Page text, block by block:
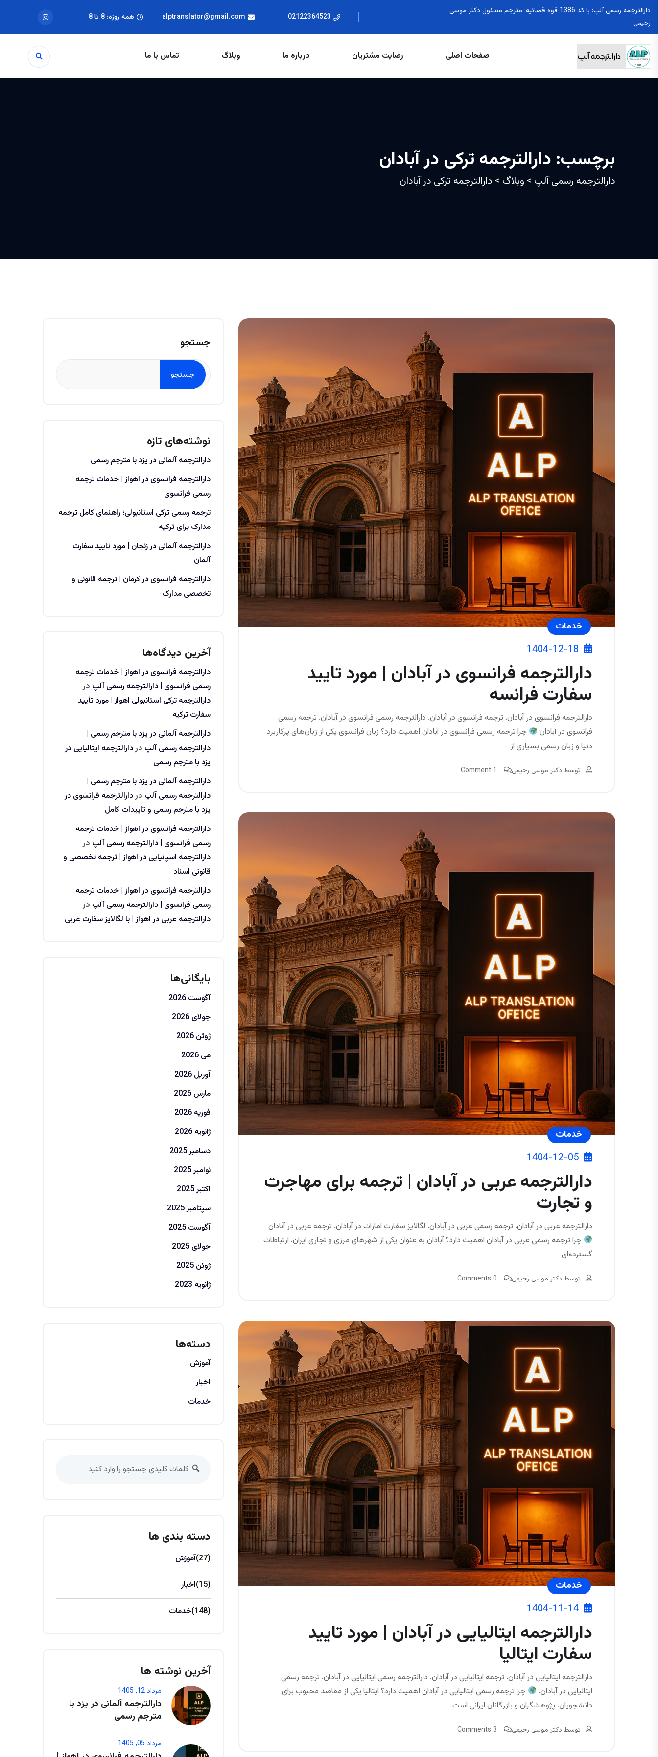
دارالترجمه رسمی آلپ: با کد 1386 قوه قضائیه: مترجم مسئول دکتر موسی
رحیمی
02122364523
alptranslator@gmail.com همه روزه: 8 تا 8
صفحات اصلی رضایت مشتریان درباره ما وبلاگ تماس با ما
برچسب: دارالترجمه ترکی در آبادان
دارالترجمه رسمی آلپ > وبلاگ > دارالترجمه ترکی در آبادان
خدمات
1404-12-18
دارالترجمه فرانسوی در آبادان | مورد تایید
سفارت فرانسه
دارالترجمه فرانسوی در آبادان. ترجمه فرانسوی در آبادان. دارالترجمه رسمی فرانسوی در آبادان. ترجمه رسمی
فرانسوی در آبادان
چرا ترجمه رسمی فرانسوی در آبادان اهمیت دارد؟ زبان فرانسوی یکی از زبان‌های پرکاربرد
دنیا و زبان رسمی بسیاری از
توسط دکتر موسی رحیمی 1 Comment
خدمات
1404-12-05
دارالترجمه عربی در آبادان | ترجمه برای مهاجرت
و تجارت
دارالترجمه عربی در آبادان. ترجمه رسمی عربی در آبادان. لگالایز سفارت امارات در آبادان. ترجمه عربی در آبادان
چرا ترجمه رسمی عربی در آبادان اهمیت دارد؟ آبادان به عنوان یکی از شهرهای مرزی و تجاری ایران، ارتباطات
گسترده‌ای
توسط دکتر موسی رحیمی 0 Comments
خدمات
1404-11-14
دارالترجمه ایتالیایی در آبادان | مورد تایید
سفارت ایتالیا
دارالترجمه ایتالیایی در آبادان. ترجمه ایتالیایی در آبادان. دارالترجمه رسمی ایتالیایی در آبادان. ترجمه رسمی
ایتالیایی در آبادان.
چرا ترجمه رسمی ایتالیایی در آبادان اهمیت دارد؟ ایتالیا یکی از مقاصد محبوب برای
دانشجویان، پژوهشگران و بازرگانان ایرانی است.
توسط دکتر موسی رحیمی 3 Comments
جستجو
جستجو
نوشته‌های تازه
دارالترجمه آلمانی در یزد با مترجم رسمی
دارالترجمه فرانسوی در اهواز | خدمات ترجمه
رسمی فرانسوی
ترجمه رسمی ترکی استانبولی؛ راهنمای کامل ترجمه
مدارک برای ترکیه
دارالترجمه آلمانی در زنجان | مورد تایید سفارت
آلمان
دارالترجمه فرانسوی در کرمان | ترجمه قانونی و
تخصصی مدارک
آخرین دیدگاه‌ها
دارالترجمه فرانسوی در اهواز | خدمات ترجمه
رسمی فرانسوی | دارالترجمه رسمی آلپ در
دارالترجمه ترکی استانبولی اهواز | مورد تأیید
سفارت ترکیه
دارالترجمه آلمانی در یزد با مترجم رسمی |
دارالترجمه رسمی آلپ دردارالترجمه ایتالیایی در
یزد با مترجم رسمی
دارالترجمه آلمانی در یزد با مترجم رسمی |
دارالترجمه رسمی آلپ دردارالترجمه فرانسوی در
یزد با مترجم رسمی و تاییدات کامل
دارالترجمه فرانسوی در اهواز | خدمات ترجمه
رسمی فرانسوی | دارالترجمه رسمی آلپ در
دارالترجمه اسپانیایی در اهواز | ترجمه تخصصی و
قانونی اسناد
دارالترجمه فرانسوی در اهواز | خدمات ترجمه
رسمی فرانسوی | دارالترجمه رسمی آلپ در
دارالترجمه عربی در اهواز | با لگالایز سفارت عربی
بایگانی‌ها
آگوست 2026
جولای 2026
ژوئن 2026
می 2026
آوریل 2026
مارس 2026
فوریه 2026
ژانویه 2026
دسامبر 2025
نوامبر 2025
اکتبر 2025
سپتامبر 2025
آگوست 2025
جولای 2025
ژوئن 2025
ژانویه 2023
دسته‌ها
آموزش
اخبار
خدمات
دسته بندی ها
آموزش (27)
اخبار (15)
خدمات (148)
آخرین نوشته ها
مرداد 12, 1405
دارالترجمه آلمانی در یزد با
مترجم رسمی
مرداد 05, 1405